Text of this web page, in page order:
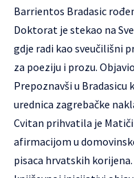
Barrientos Bradasic
Doktorat je stekao na
gdje radi kao sveučilišni
za poeziju i prozu.
Prepoznavši u Bradasicu
urednica zagrebačke
Cvitan prihvatila je
afirmacijom u
pisaca hrvatskih korijena.